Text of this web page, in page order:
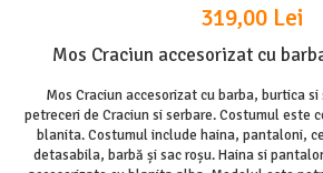
319,00 Lei
Mos Craciun accesorizat cu
Mos Craciun accesorizat cu barba, burtica
petreceri de Craciun si serbare. Costumul este
blanita. Costumul include haina, pantaloni,
detasabila, barbă și sac roșu. Haina si